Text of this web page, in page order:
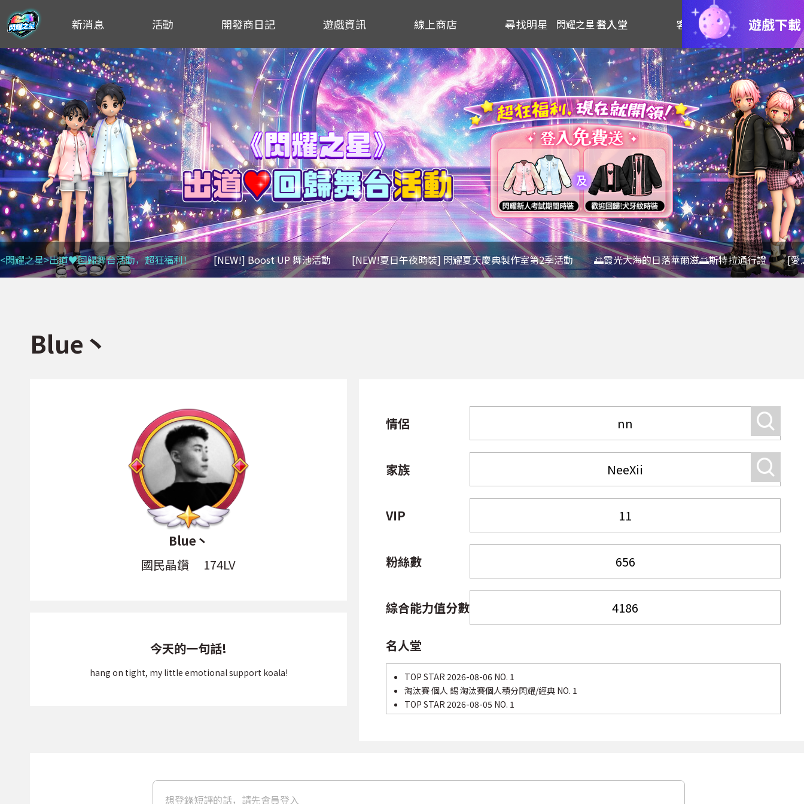
新消息 活動 開發商日記 遊戲資訊 線上商店 尋找明星 名人堂 客服
閃耀之星 登入 遊戲下載
<閃耀之星>出道♥回歸舞台活動，超狂福利！ [NEW!] Boost UP 舞池活動 [NEW!夏日午夜時裝] 閃耀夏天慶典製作室第2季活動 🌅霞光大海的日落華爾滋🌅斯特拉通行證 [愛
Blue丶
Blue丶
國民晶鑽
174LV
今天的一句話!
hang on tight, my little emotional support koala!
情侶
家族
VIP
粉絲數
綜合能力值分數
名人堂
TOP STAR 2026-08-06 NO. 1
淘汰賽 個人 錫 淘汰賽個人積分閃耀/經典 NO. 1
TOP STAR 2026-08-05 NO. 1